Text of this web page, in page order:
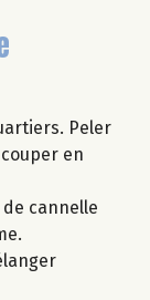
Peler
en
cannelle